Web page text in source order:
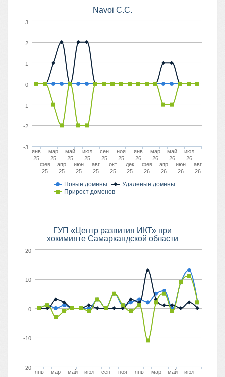
Navoi C.C.
Новые домены
Удаленые домены
Прирост доменов
янв
25
фев
25
мар
25
апр
25
май
25
июн
25
июл
25
авг
25
сен
25
окт
25
ноя
25
дек
25
янв
26
фев
26
мар
26
апр
26
май
26
июн
26
июл
26
авг
26
-3
-2
-1
0
1
2
3
ГУП «Центр развития ИКТ» при
хокимияте Самаркандской области
янв
мар
май
июл
сен
ноя
янв
мар
май
июл
-10
0
10
-20
20